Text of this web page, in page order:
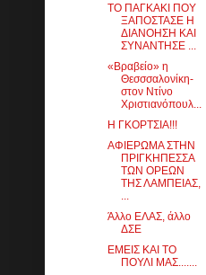
ΤΟ ΠΑΓΚΑΚΙ ΠΟΥ
ΞΑΠΟΣΤΑΣΕ Η
ΔΙΑΝΟΗΣΗ ΚΑΙ
ΣΥΝΑΝΤΗΣΕ ...
«Βραβείο» η
Θεσσσαλονίκη-
στον Ντίνο
Χριστιανόπουλ...
Η ΓΚΟΡΤΣΙΑ!!!
AΦΙΕΡΩΜΑ ΣΤΗΝ
ΠΡΙΓΚΗΠΕΣΣΑ
ΤΩΝ ΟΡΕΩΝ
ΤΗΣ ΛΑΜΠΕΙΑΣ,
...
Άλλο ΕΛΑΣ, άλλο
ΔΣΕ
ΕΜΕΙΣ ΚΑΙ ΤΟ
ΠΟΥΛΙ ΜΑΣ.......